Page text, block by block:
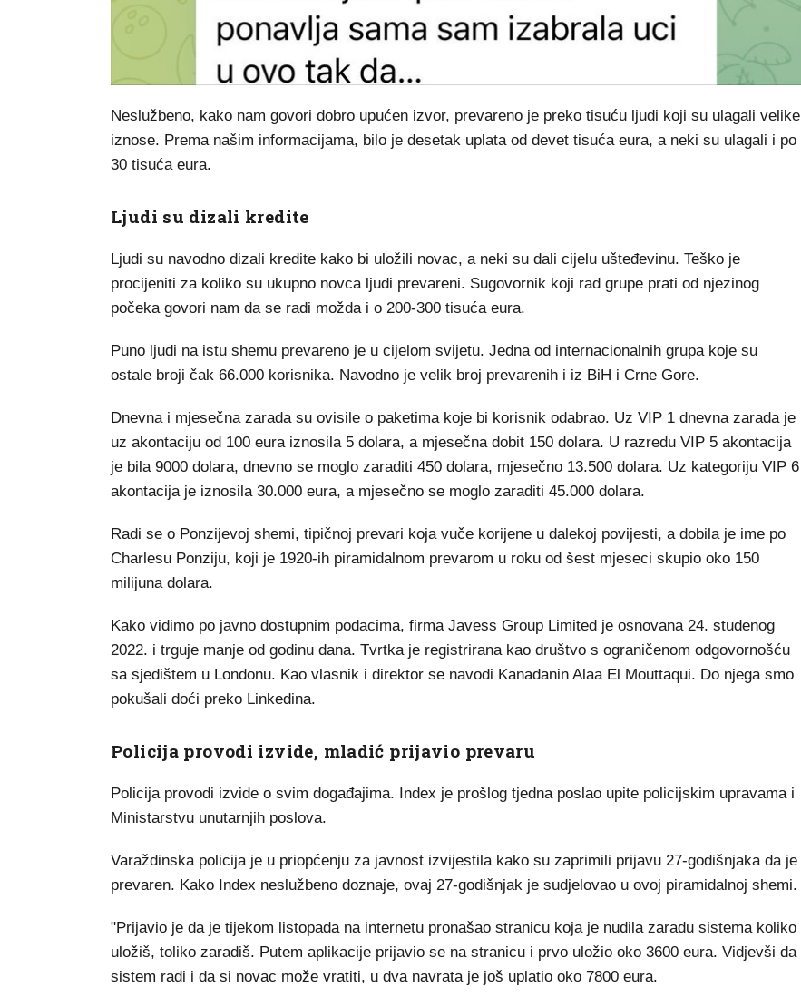
Neslužbeno, kako nam govori dobro upućen izvor, prevareno je preko tisuću ljudi koji su ulagali velike
iznose. Prema našim informacijama, bilo je desetak uplata od devet tisuća eura, a neki su ulagali i po
30 tisuća eura.
Ljudi su dizali kredite
Ljudi su navodno dizali kredite kako bi uložili novac, a neki su dali cijelu ušteđevinu. Teško je
procijeniti za koliko su ukupno novca ljudi prevareni. Sugovornik koji rad grupe prati od njezinog
počeka govori nam da se radi možda i o 200-300 tisuća eura.
Puno ljudi na istu shemu prevareno je u cijelom svijetu. Jedna od internacionalnih grupa koje su
ostale broji čak 66.000 korisnika. Navodno je velik broj prevarenih i iz BiH i Crne Gore.
Dnevna i mjesečna zarada su ovisile o paketima koje bi korisnik odabrao. Uz VIP 1 dnevna zarada je
uz akontaciju od 100 eura iznosila 5 dolara, a mjesečna dobit 150 dolara. U razredu VIP 5 akontacija
je bila 9000 dolara, dnevno se moglo zaraditi 450 dolara, mjesečno 13.500 dolara. Uz kategoriju VIP 6
akontacija je iznosila 30.000 eura, a mjesečno se moglo zaraditi 45.000 dolara.
Radi se o Ponzijevoj shemi, tipičnoj prevari koja vuče korijene u dalekoj povijesti, a dobila je ime po
Charlesu Ponziju, koji je 1920-ih piramidalnom prevarom u roku od šest mjeseci skupio oko 150
milijuna dolara.
Kako vidimo po javno dostupnim podacima, firma Javess Group Limited je osnovana 24. studenog
2022. i trguje manje od godinu dana. Tvrtka je registrirana kao društvo s ograničenom odgovornošću
sa sjedištem u Londonu. Kao vlasnik i direktor se navodi Kanađanin Alaa El Mouttaqui. Do njega smo
pokušali doći preko Linkedina.
Policija provodi izvide, mladić prijavio prevaru
Policija provodi izvide o svim događajima. Index je prošlog tjedna poslao upite policijskim upravama i
Ministarstvu unutarnjih poslova.
Varaždinska policija je u priopćenju za javnost izvijestila kako su zaprimili prijavu 27-godišnjaka da je
prevaren. Kako Index neslužbeno doznaje, ovaj 27-godišnjak je sudjelovao u ovoj piramidalnoj shemi.
"Prijavio je da je tijekom listopada na internetu pronašao stranicu koja je nudila zaradu sistema koliko
uložiš, toliko zaradiš. Putem aplikacije prijavio se na stranicu i prvo uložio oko 3600 eura. Vidjevši da
sistem radi i da si novac može vratiti, u dva navrata je još uplatio oko 7800 eura.